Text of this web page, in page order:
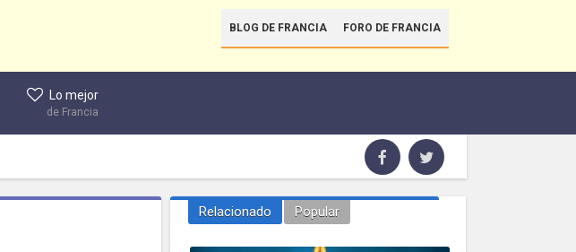
BLOG DE FRANCIA FORO DE FRANCIA
Lo mejor
de Francia
Relacionado Popular